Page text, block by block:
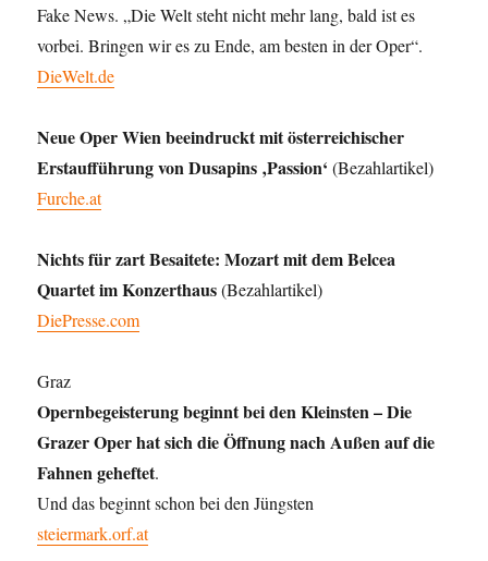
Fake News. „Die Welt steht nicht mehr lang, bald ist es
vorbei. Bringen wir es zu Ende, am besten in der Oper“.
DieWelt.de
Neue Oper Wien beeindruckt mit österreichischer
Erstaufführung von Dusapins ‚Passion‘ (Bezahlartikel)
Furche.at
Nichts für zart Besaitete: Mozart mit dem Belcea
Quartet im Konzerthaus(Bezahlartikel)
DiePresse.com
Graz
Opernbegeisterung beginnt bei den Kleinsten – Die
Grazer Oper hat sich die Öffnung nach Außen auf die
Fahnen geheftet.
Und das beginnt schon bei den Jüngsten
steiermark.orf.at